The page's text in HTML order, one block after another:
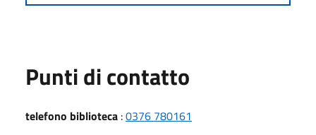
Punti di contatto
telefono biblioteca :0376 780161